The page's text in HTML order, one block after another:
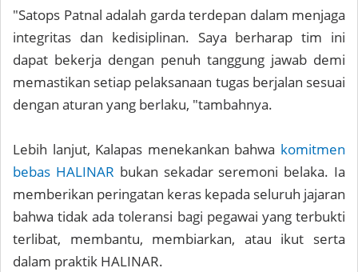
"Satops Patnal adalah garda terdepan dalam menjaga
integritas dan kedisiplinan. Saya berharap tim ini
dapat bekerja dengan penuh tanggung jawab demi
memastikan setiap pelaksanaan tugas berjalan sesuai
dengan aturan yang berlaku, "tambahnya.
Lebih lanjut, Kalapas menekankan bahwa komitmen
bebas HALINAR bukan sekadar seremoni belaka. Ia
memberikan peringatan keras kepada seluruh jajaran
bahwa tidak ada toleransi bagi pegawai yang terbukti
terlibat, membantu, membiarkan, atau ikut serta
dalam praktik HALINAR.